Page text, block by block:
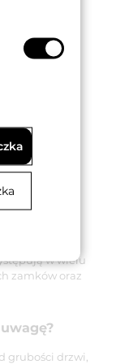
w wielu
zamków oraz
grubości drzwi,